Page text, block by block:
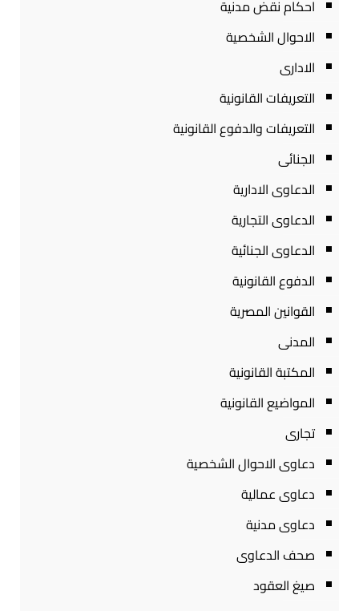
احكام نقض مدنية
الاحوال الشخصية
الادارى
التعريفات القانونية
التعريفات والدفوع القانونية
الجنائى
الدعاوى الادارية
الدعاوى التجارية
الدعاوى الجنائية
الدفوع القانونية
القوانين المصرية
المدنى
المكتبة القانونية
المواضيع القانونية
تجارى
دعاوى الاحوال الشخصية
دعاوى عمالية
دعاوى مدنية
صحف الدعاوى
صيغ العقود